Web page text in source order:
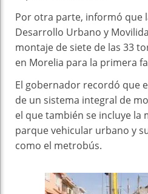
Por otra parte, informó que
Desarrollo Urbano y
montaje de siete de las 33
en Morelia para la primera
El gobernador recordó que
de un sistema integral de
el que también se incluye la
parque vehicular urbano y
como el metrobús.